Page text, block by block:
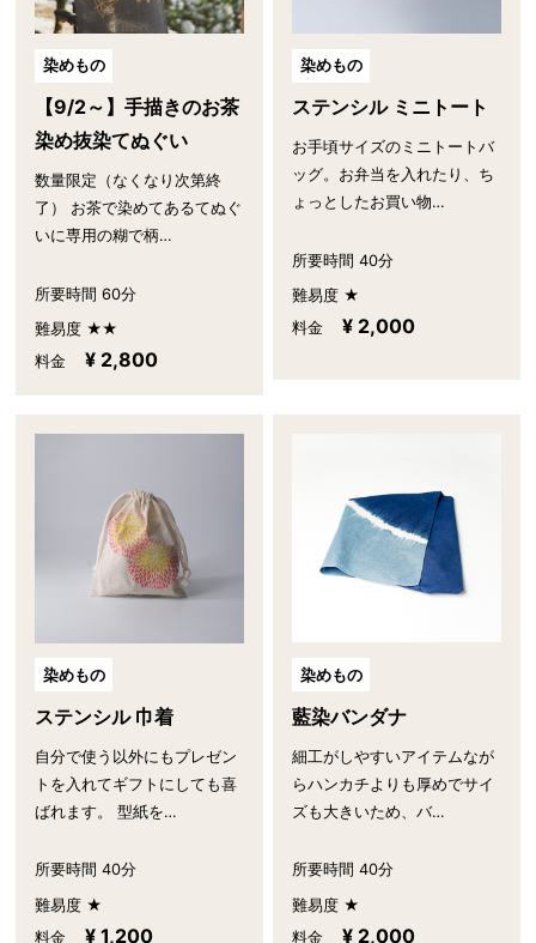
染めもの
【9/2～】手描きのお茶
染め抜染てぬぐい
数量限定（なくなり次第終
了） お茶で染めてあるてぬぐ
いに専用の糊で柄…
所要時間 60分
難易度 ★★
料金
¥ 2,800
染めもの
ステンシル ミニトート
お手頃サイズのミニトートバ
ッグ。お弁当を入れたり、ち
ょっとしたお買い物…
所要時間 40分
難易度 ★
料金
¥ 2,000
染めもの
ステンシル 巾着
自分で使う以外にもプレゼン
トを入れてギフトにしても喜
ばれます。 型紙を…
所要時間 40分
難易度 ★
料金
¥ 1,200
染めもの
藍染バンダナ
細工がしやすいアイテムなが
らハンカチよりも厚めでサイ
ズも大きいため、バ…
所要時間 40分
難易度 ★
料金
¥ 2,000